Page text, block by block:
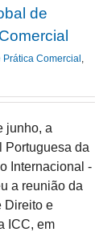
de
Prática Comercial ,
junho, a
Portuguesa da
Internacional -
a reunião da
Direito e
ICC, em